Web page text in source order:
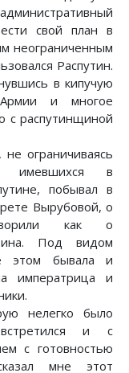
свой план в
неограниченным
Распутин.
в кипучую
и многое
с распутинщиной
ограничиваясь
имевшихся в
побывал в
Вырубовой, о
как о
Под видом
этом бывала и
императрица и
нелегко было
и с
с готовностью
мне этот